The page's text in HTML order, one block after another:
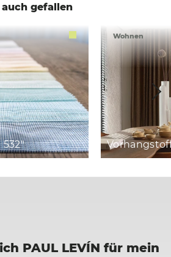
gefallen
Wohnen
PAUL LEVÍN für mein